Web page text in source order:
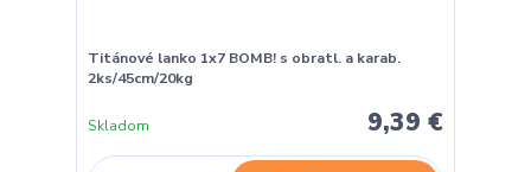
Titánové lanko 1x7 BOMB! s obratl. a karab.
2ks/45cm/20kg
9,39 €
Skladom